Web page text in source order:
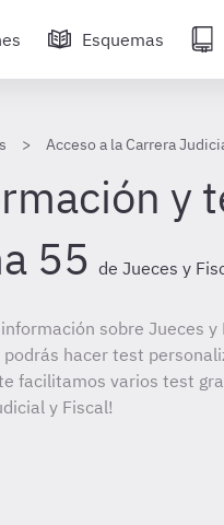
Esquemas
Acceso a la Carrera
y
55 de Jueces y
sobre Jueces
podrás hacer test
facilitamos varios test
y Fiscal!